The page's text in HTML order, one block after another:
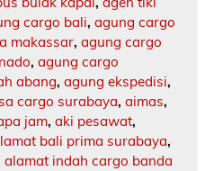
cargo bali, agung cargo
makassar, agung cargo
, agung cargo
abang, agung ekspedisi,
cargo surabaya, aimas,
jam, aki pesawat,
bali prima surabaya,
alamat indah cargo banda